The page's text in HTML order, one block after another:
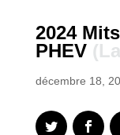
2024
PHEV
décembre 18,